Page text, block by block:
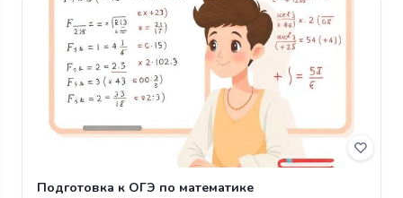
Подготовка к ОГЭ по математике